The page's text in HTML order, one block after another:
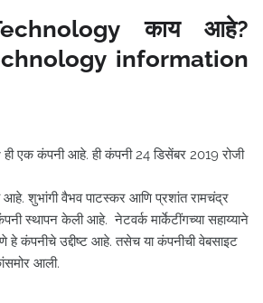
काय आहे?
information
एक कंपनी आहे. ही कंपनी 24 डिसेंबर 2019 रोजी
आहे. शुभांगी वैभव पाटस्कर आणि प्रशांत रामचंद्र
स्थापन केली आहे. नेटवर्क मार्केटींगच्या सहाय्याने
हे कंपनीचे उद्दीष्ट आहे. तसेच या कंपनीची वेबसाइट
आली.